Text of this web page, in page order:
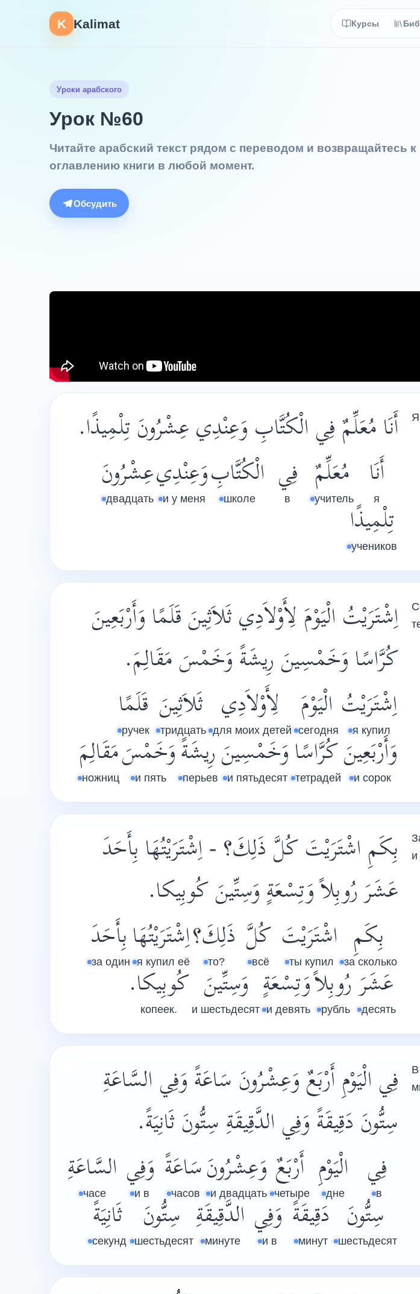
K Kalimat Курсы
Уроки арабского
Урок №60
Читайте арабский текст рядом с переводом и возвращайтесь к
оглавлению книги в любой момент.
Обсудить
أَنَا مُعَلِّمٌ فِي الْكُتَّابِ وَعِنْدِي عِشْرُونَ تِلْمِيذًا.
أَنَا
я
مُعَلِّمٌ
учитель
فِي
в
الْكُتَّابِ
школе
وَعِنْدِي
и у меня
عِشْرُونَ
двадцать
تِلْمِيذًا
учеников
اِشْتَرَيْتُ الْيَوْمَ لِأَوْلاَدِي ثَلاَثِينَ قَلَمًا وَأَرْبَعِينَ
كُرَّاسًا وَخَمْسِينَ رِيشَةً وَخَمْسَ مَقَالِمَ.
اِشْتَرَيْتُ
я купил
الْيَوْمَ
сегодня
لِأَوْلاَدِي
для моих детей
ثَلاَثِينَ
тридцать
قَلَمًا
ручек
وَأَرْبَعِينَ
и сорок
كُرَّاسًا
тетрадей
وَخَمْسِينَ
и пятьдесят
رِيشَةً
перьев
وَخَمْسَ
и пять
مَقَالِمَ
ножниц
بِكَمِ اشْتَرَيْتَ كُلَّ ذَلِكَ؟ - اِشْتَرَيْتُهَا بِأَحَدَ
عَشَرَ رُوبِلاً وَتِسْعَةٍ وَسِتِّينَ كُوبِيكا.
بِكَمِ
за сколько
اشْتَرَيْتَ
ты купил
كُلَّ
всё
ذَلِكَ؟
то?
اِشْتَرَيْتُهَا
я купил её
بِأَحَدَ
за один
عَشَرَ
десять
رُوبِلاً
рубль
وَتِسْعَةٍ
и девять
وَسِتِّينَ
и шестьдесят
كُوبِيكا.
копеек.
и
فِي الْيَوْمِ أَرْبَعٌ وَعِشْرُونَ سَاعَةً وَفِي السَّاعَةِ
سِتُّونَ دَقِيقَةً وَفِي الدَّقِيقَةِ سِتُّونَ ثَانِيَةً.
فِي
в
الْيَوْمِ
дне
أَرْبَعٌ
четыре
وَعِشْرُونَ
и двадцать
سَاعَةً
часов
وَفِي
и в
السَّاعَةِ
часе
سِتُّونَ
шестьдесят
دَقِيقَةً
минут
وَفِي
и в
الدَّقِيقَةِ
минуте
سِتُّونَ
шестьдесят
ثَانِيَةً
секунд
В